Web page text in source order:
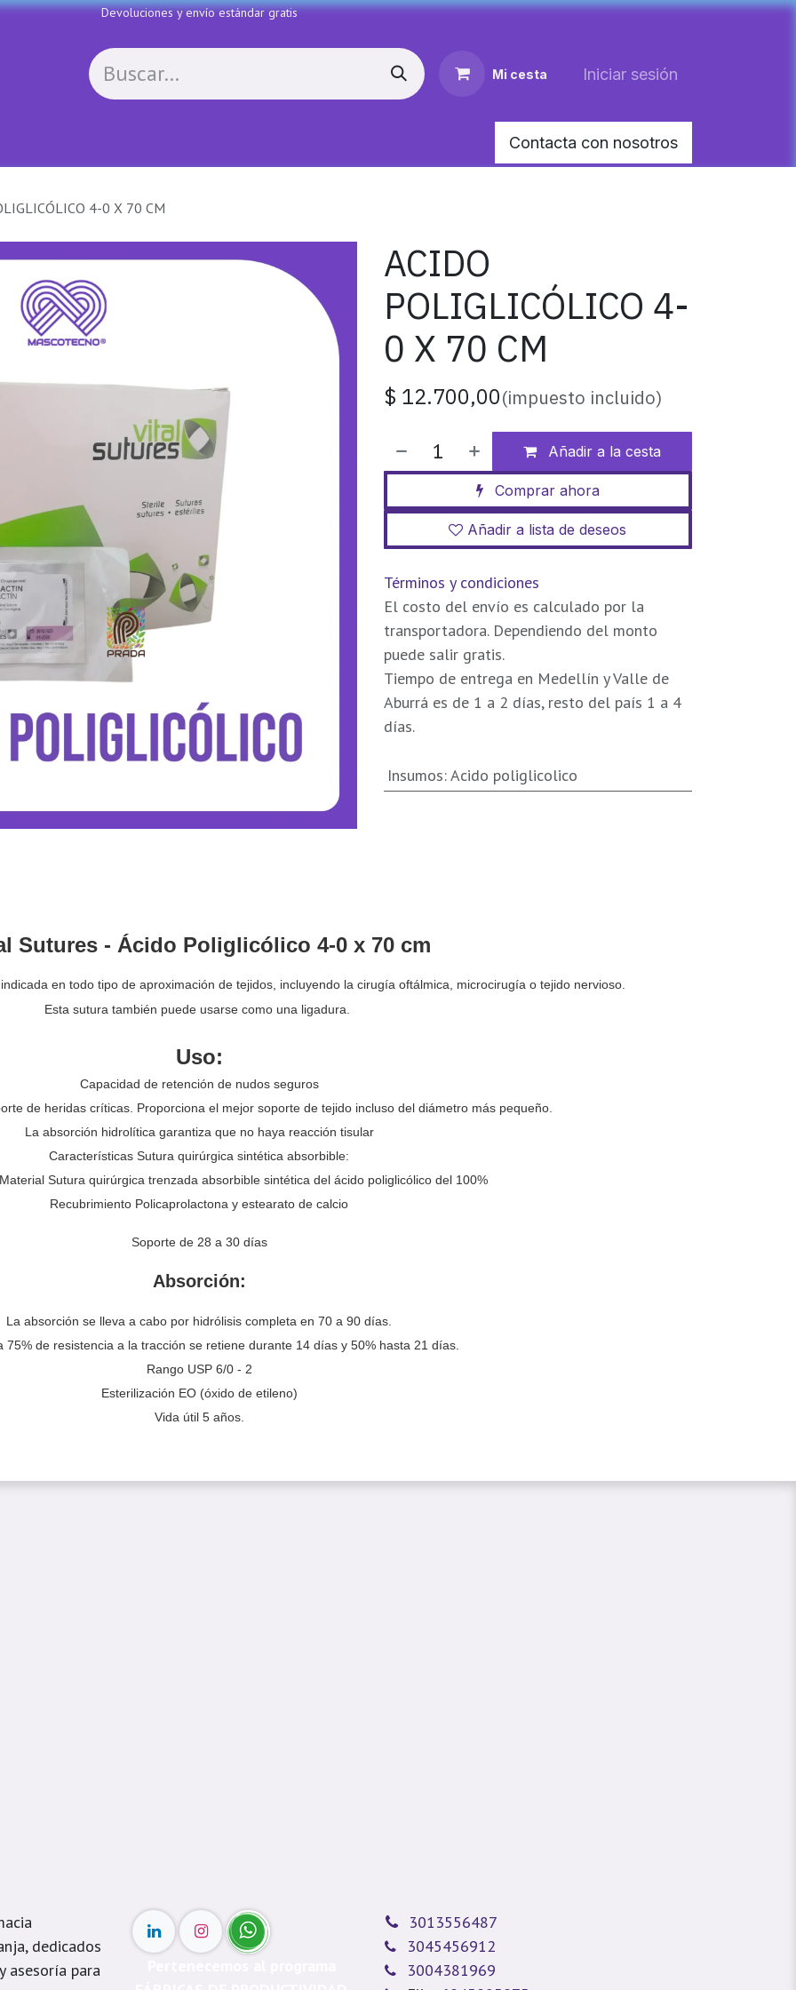
Devoluciones y envío estándar gratis
Mi cesta Iniciar sesión
COLLAR MEDIANO PARA PERRO HEMOLITAN X 60
Contacta con nosotros
4-0 X 70 CM
ACIDO
POLIGLICÓLICO 4-
0 X 70 CM
$ 12.700,00(impuesto incluido)
Añadir a la cesta
Comprar ahora
Añadir a lista de deseos
Términos y condiciones
El costo del envío es calculado por la
transportadora. Dependiendo del monto
puede salir gratis.
Tiempo de entrega en Medellín y Valle de
Aburrá es de 1 a 2 días, resto del país 1 a 4
días.
Insumos:Acido poliglicolico
Sutures - Ácido Poliglicólico 4-0 x 70 cm
en todo tipo de aproximación de tejidos, incluyendo la cirugía oftálmica, microcirugía o tejido nervioso.
Esta sutura también puede usarse como una ligadura.
Uso:
Capacidad de retención de nudos seguros
de heridas críticas. Proporciona el mejor soporte de tejido incluso del diámetro más pequeño.
La absorción hidrolítica garantiza que no haya reacción tisular
Características Sutura quirúrgica sintética absorbible:
Sutura quirúrgica trenzada absorbible sintética del ácido poliglicólico del 100%
Recubrimiento Policaprolactona y estearato de calcio
Soporte de 28 a 30 días
Absorción:
La absorción se lleva a cabo por hidrólisis completa en 70 a 90 días.
75% de resistencia a la tracción se retiene durante 14 días y 50% hasta 21 días.
Rango USP 6/0 - 2
Esterilización EO (óxido de etileno)
Vida útil 5 años.
dedicados
asesoría para
3013556487
3045456912
3004381969